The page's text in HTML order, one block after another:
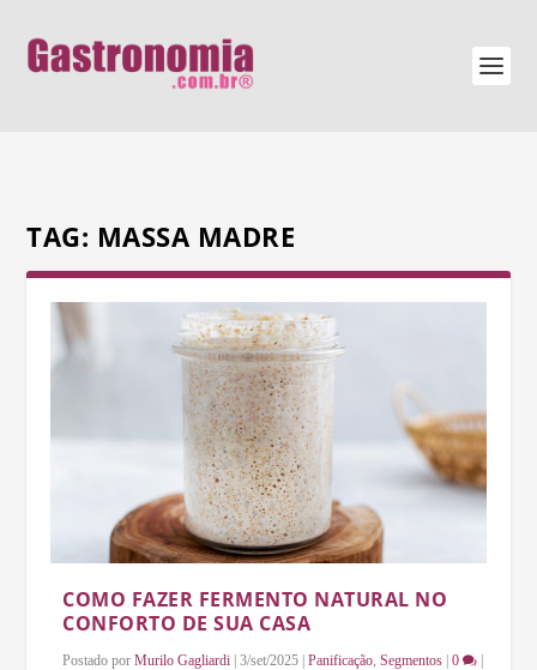
TAG: MASSA MADRE
COMO FAZER FERMENTO NATURAL NO
CONFORTO DE SUA CASA
Postado porMurilo Gagliardi |3/set/2025 |Panificação ,Segmentos |0 |